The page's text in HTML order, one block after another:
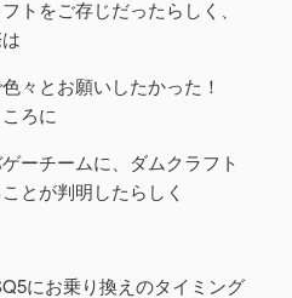
トをご存じだったらしく、
々とお願いしたかった！
ろに
ーチームに、ダムクラフト
とが判明したらしく
にお乗り換えのタイミング